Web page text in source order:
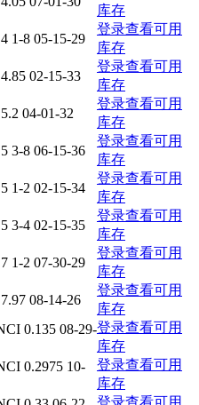
库存
1-8 05-15-29
登录查看可用
库存
02-15-33
登录查看可用
库存
04-01-32
登录查看可用
库存
3-8 06-15-36
登录查看可用
库存
1-2 02-15-34
登录查看可用
库存
3-4 02-15-35
登录查看可用
库存
1-2 07-30-29
登录查看可用
库存
08-14-26
登录查看可用
库存
0.135 08-29-登录查看可用
库存
0.2975 10-
登录查看可用
库存
登录查看可用